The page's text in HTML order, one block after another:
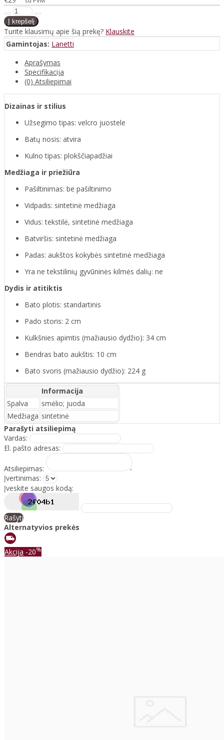
Turite klausimų apie šią prekę? Klauskite
Gamintojas: Lanetti
Aprašymas
Specifikacija
(0) Atsiliepimai
Dizainas ir stilius
Užsegimo tipas: velcro juostele
Batų nosis: atvira
Kulno tipas: plokščiapadžiai
Medžiaga ir priežiūra
Pašiltinimas: be pašiltinimo
Vidpadis: sintetinė medžiaga
Vidus: tekstilė, sintetinė medžiaga
Batviršis: sintetinė medžiaga
Padas: aukštos kokybės sintetinė medžiaga
Yra ne tekstilinių gyvūninės kilmės dalių: ne
Dydis ir atitiktis
Bato plotis: standartinis
Pado storis: 2 cm
Kulkšnies apimtis (mažiausio dydžio): 34 cm
Bendras bato aukštis: 10 cm
Bato svoris (mažiausio dydžio): 224 g
Informacija
Spalva
smėlio; juoda
Medžiaga sintetinė
Parašyti atsiliepimą
Vardas:
El. pašto adresas:
Atsiliepimas:
Įvertinimas:
Įveskite saugos kodą:
Rašyti
Alternatyvios prekės
Akcija -20%